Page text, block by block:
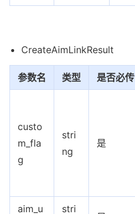
CreateAimLinkResult
参数名 类型 是否必传
custo
m_fla
g
stri
ng
是
aim_u
stri